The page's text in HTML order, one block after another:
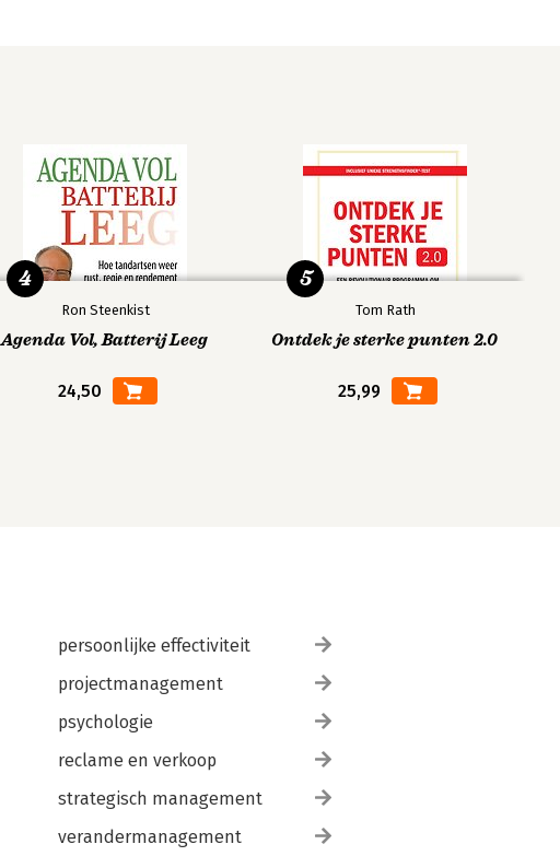
Ron Steenkist
Agenda Vol, Batterij Leeg
24,50
4
Tom Rath
Ontdek je sterke punten 2.0
25,99
5
persoonlijke effectiviteit
projectmanagement
psychologie
reclame en verkoop
strategisch management
verandermanagement